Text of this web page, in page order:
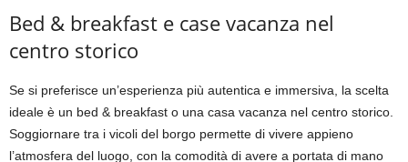
Bed & breakfast e case vacanza nel
centro storico
Se si preferisce un’esperienza più autentica e immersiva, la scelta
ideale è un bed & breakfast o una casa vacanza nel centro storico.
Soggiornare tra i vicoli del borgo permette di vivere appieno
l’atmosfera del luogo, con la comodità di avere a portata di mano